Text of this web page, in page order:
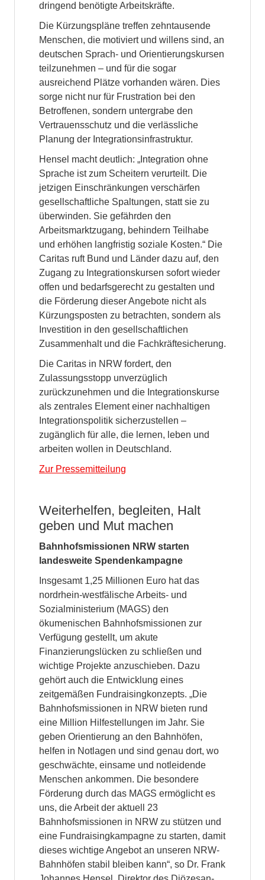
dringend benötigte Arbeitskräfte.
Die Kürzungspläne treffen zehntausende
Menschen, die motiviert und willens sind, an
deutschen Sprach- und Orientierungskursen
teilzunehmen – und für die sogar
ausreichend Plätze vorhanden wären. Dies
sorge nicht nur für Frustration bei den
Betroffenen, sondern untergrabe den
Vertrauensschutz und die verlässliche
Planung der Integrationsinfrastruktur.
Hensel macht deutlich: „Integration ohne
Sprache ist zum Scheitern verurteilt. Die
jetzigen Einschränkungen verschärfen
gesellschaftliche Spaltungen, statt sie zu
überwinden. Sie gefährden den
Arbeitsmarktzugang, behindern Teilhabe
und erhöhen langfristig soziale Kosten.“ Die
Caritas ruft Bund und Länder dazu auf, den
Zugang zu Integrationskursen sofort wieder
offen und bedarfsgerecht zu gestalten und
die Förderung dieser Angebote nicht als
Kürzungsposten zu betrachten, sondern als
Investition in den gesellschaftlichen
Zusammenhalt und die Fachkräftesicherung.
Die Caritas in NRW fordert, den
Zulassungsstopp unverzüglich
zurückzunehmen und die Integrationskurse
als zentrales Element einer nachhaltigen
Integrationspolitik sicherzustellen –
zugänglich für alle, die lernen, leben und
arbeiten wollen in Deutschland.
Zur Pressemitteilung
Weiterhelfen, begleiten, Halt
geben und Mut machen
Bahnhofsmissionen NRW starten
landesweite Spendenkampagne
Insgesamt 1,25 Millionen Euro hat das
nordrhein-westfälische Arbeits- und
Sozialministerium (MAGS) den
ökumenischen Bahnhofsmissionen zur
Verfügung gestellt, um akute
Finanzierungslücken zu schließen und
wichtige Projekte anzuschieben. Dazu
gehört auch die Entwicklung eines
zeitgemäßen Fundraisingkonzepts. „Die
Bahnhofsmissionen in NRW bieten rund
eine Million Hilfestellungen im Jahr. Sie
geben Orientierung an den Bahnhöfen,
helfen in Notlagen und sind genau dort, wo
geschwächte, einsame und notleidende
Menschen ankommen. Die besondere
Förderung durch das MAGS ermöglicht es
uns, die Arbeit der aktuell 23
Bahnhofsmissionen in NRW zu stützen und
eine Fundraisingkampagne zu starten, damit
dieses wichtige Angebot an unseren NRW-
Bahnhöfen stabil bleiben kann“, so Dr. Frank